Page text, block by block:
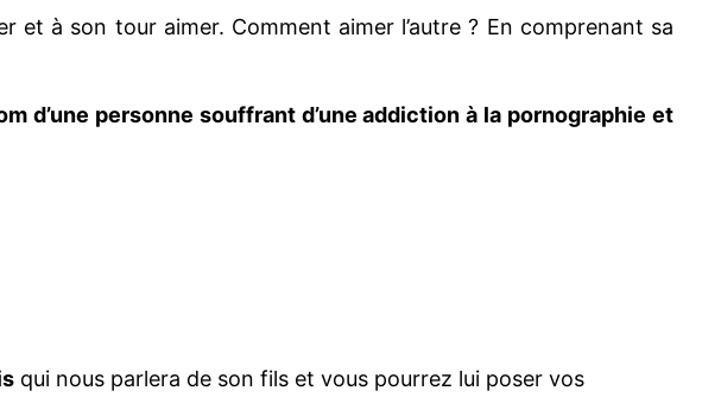
et à son tour aimer. Comment aimer l’autre ? En comprenant sa
d’une personne souffrant d’une addiction à la pornographie et
qui nous parlera de son fils et vous pourrez lui poser vos